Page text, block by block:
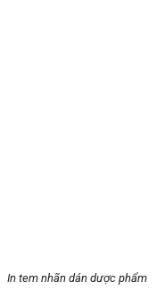
In tem nhãn dán dược phẩm